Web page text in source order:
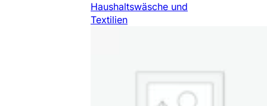
Haushaltswäsche und
Textilien